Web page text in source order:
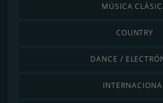
MÚSICA
COUNTRY
DANCE /